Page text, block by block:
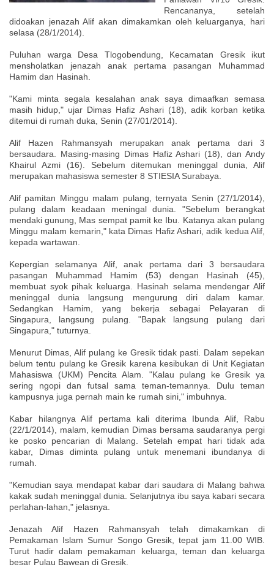
Rencananya, setelah
didoakan jenazah Alif akan dimakamkan oleh keluarganya, hari
selasa (28/1/2014).
Puluhan warga Desa Tlogobendung, Kecamatan Gresik ikut
mensholatkan jenazah anak pertama pasangan Muhammad
Hamim dan Hasinah.
"Kami minta segala kesalahan anak saya dimaafkan semasa
masih hidup," ujar Dimas Hafiz Ashari (18), adik korban ketika
ditemui di rumah duka, Senin (27/01/2014).
Alif Hazen Rahmansyah merupakan anak pertama dari 3
bersaudara. Masing-masing Dimas Hafiz Ashari (18), dan Andy
Khairul Azmi (16). Sebelum ditemukan meninggal dunia, Alif
merupakan mahasiswa semester 8 STIESIA Surabaya.
Alif pamitan Minggu malam pulang, ternyata Senin (27/1/2014),
pulang dalam keadaan meningal dunia. "Sebelum berangkat
mendaki gunung, Mas sempat pamit ke Ibu. Katanya akan pulang
Minggu malam kemarin," kata Dimas Hafiz Ashari, adik kedua Alif,
kepada wartawan.
Kepergian selamanya Alif, anak pertama dari 3 bersaudara
pasangan Muhammad Hamim (53) dengan Hasinah (45),
membuat syok pihak keluarga. Hasinah selama mendengar Alif
meninggal dunia langsung mengurung diri dalam kamar.
Sedangkan Hamim, yang bekerja sebagai Pelayaran di
Singapura, langsung pulang. "Bapak langsung pulang dari
Singapura," tuturnya.
Menurut Dimas, Alif pulang ke Gresik tidak pasti. Dalam sepekan
belum tentu pulang ke Gresik karena kesibukan di Unit Kegiatan
Mahasiswa (UKM) Pencita Alam. "Kalau pulang ke Gresik ya
sering ngopi dan futsal sama teman-temannya. Dulu teman
kampusnya juga pernah main ke rumah sini," imbuhnya.
Kabar hilangnya Alif pertama kali diterima Ibunda Alif, Rabu
(22/1/2014), malam, kemudian Dimas bersama saudaranya pergi
ke posko pencarian di Malang. Setelah empat hari tidak ada
kabar, Dimas diminta pulang untuk menemani ibundanya di
rumah.
"Kemudian saya mendapat kabar dari saudara di Malang bahwa
kakak sudah meninggal dunia. Selanjutnya ibu saya kabari secara
perlahan-lahan," jelasnya.
JenazahAlif Hazen Rahmansyah telah dimakamkan di
Pemakaman Islam Sumur Songo Gresik, tepat jam 11.00 WIB.
Turut hadir dalam pemakaman keluarga, teman dan keluarga
besar Pulau Bawean di Gresik.